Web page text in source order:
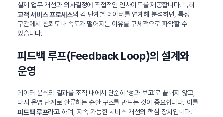
실제 업무 개선과 의사결정에 직접적인 인사이트를 제공합니다. 특히
고객 서비스 프로세스의 각 단계별 데이터를 연계해 분석하면, 특정
구간에서 신뢰도나 속도가 떨어지는 이유를 구체적으로 파악할 수
있습니다.
피드백 루프(Feedback Loop)의 설계와
운영
데이터 분석의 결과를 조직 내에서 단순히 ‘성과 보고’로 끝내지 않고,
다시 운영 단계로 환류하는 순환 구조를 만드는 것이 중요합니다. 이를
피드백 루프라고 하며, 지속 가능한 서비스 개선의 핵심 장치입니다.